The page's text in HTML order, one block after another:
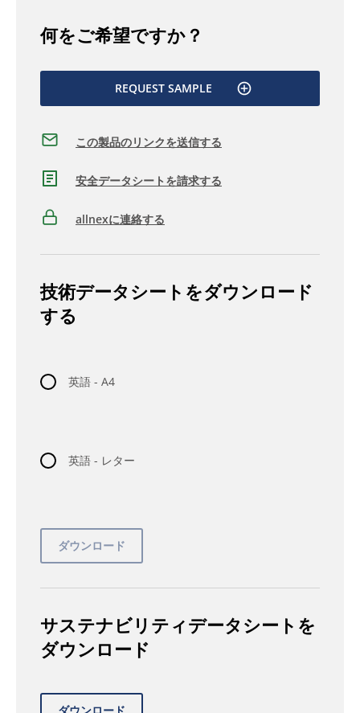
何をご希望ですか？
REQUEST SAMPLE
この製品のリンクを送信する
安全データシートを請求する
allnexに連絡する
技術データシートをダウンロード
する
英語 - A4
英語 - レター
サステナビリティデータシートを
ダウンロード